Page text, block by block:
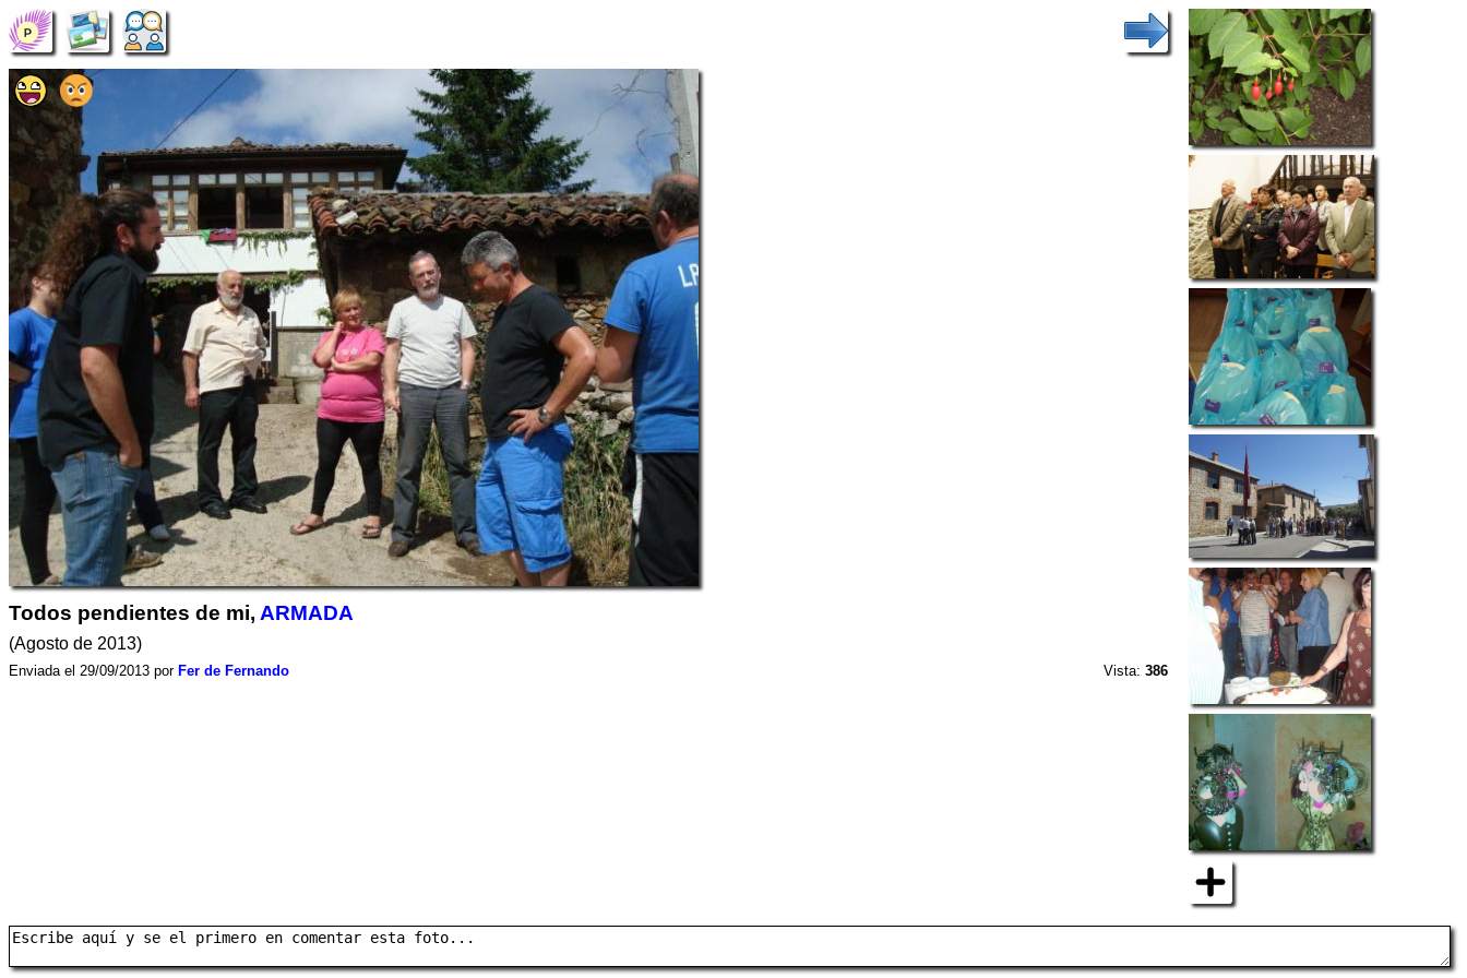
Todos pendientes de mi, ARMADA
(Agosto de 2013)
Enviada el 29/09/2013 por Fer de Fernando Vista:386